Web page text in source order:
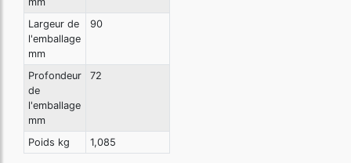
Largeur de
l'emballage
mm
90
Profondeur
de
l'emballage
mm
72
Poids kg 1,085